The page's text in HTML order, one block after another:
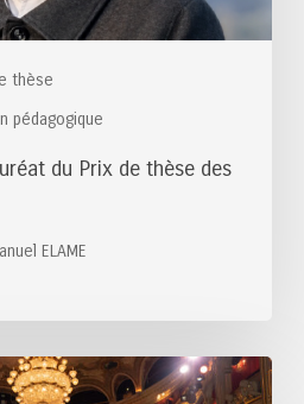
thèse
pédagogique
du Prix de thèse des
ELAME